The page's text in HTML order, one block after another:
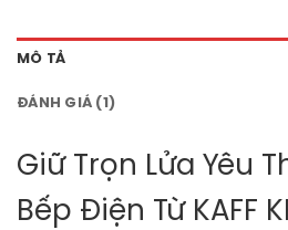
MÔ TẢ
ĐÁNH GIÁ (1)
Giữ Trọn Lửa Yêu
Bếp Điện Từ KAFF